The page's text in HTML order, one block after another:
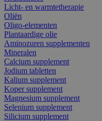
Licht- en warmtetherapie
Oliën
Oligo-elementen
Plantaardige olie
Aminozuren supplementen
Mineralen
Calcium supplement
Jodium tabletten
Kalium supplement
Koper supplement
Magnesium supplement
Selenium supplement
Silicium supplement